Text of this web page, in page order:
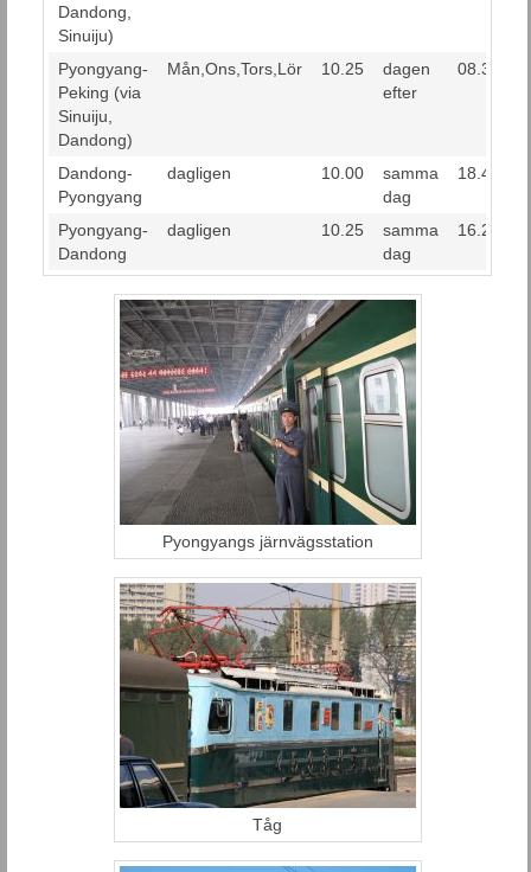
Dandong,
Sinuiju)
Pyongyang-
Peking (via
Sinuiju,
Dandong)
Mån,Ons,Tors,Lör 10.25
dagen
efter
08.38
Dandong-
Pyongyang
dagligen 10.00
samma
dag
18.45
Pyongyang-
Dandong
dagligen 10.25
samma
dag
16.23
Pyongyangs järnvägsstation
Tåg